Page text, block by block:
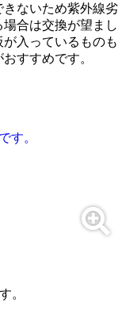
ないため紫外線劣
合は交換が望まし
入っているものも
すすめです。
。